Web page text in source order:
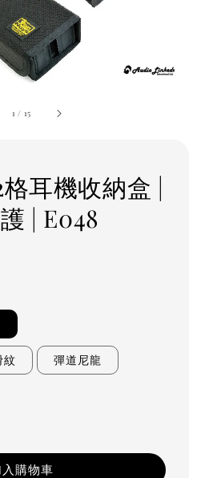
1 / 15
耳機收納盒 |
| E048
紋 彈道尼龍
入購物車